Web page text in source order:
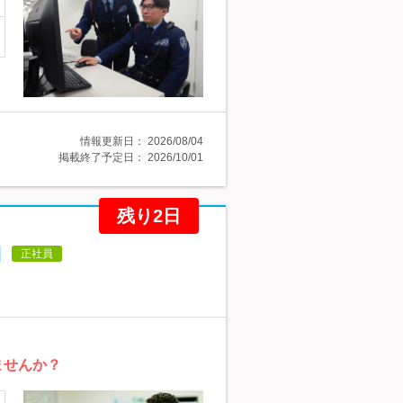
情報更新日： 2026/08/04
掲載終了予定日： 2026/10/01
残り2日
正社員
んか？